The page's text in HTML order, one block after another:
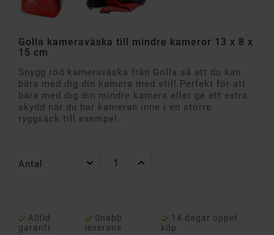
Golla kameraväska till mindre kameror 13 x 8 x
15 cm
Snygg röd kameraväska från Golla så att du kan
bära med dig din kamera med stil! Perfekt för att
bära med dig din mindre kamera eller ge ett extra
skydd när du har kameran inne i en större
ryggsäck till exempel.
Antal
Alltid
garanti
Snabb
leverans
14 dagar öppet
köp